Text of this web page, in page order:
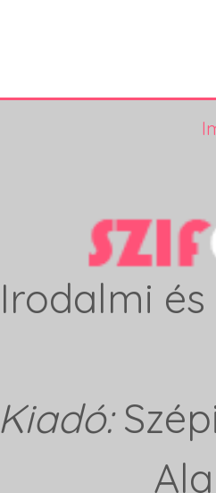
Irodalmi
Kiadó: